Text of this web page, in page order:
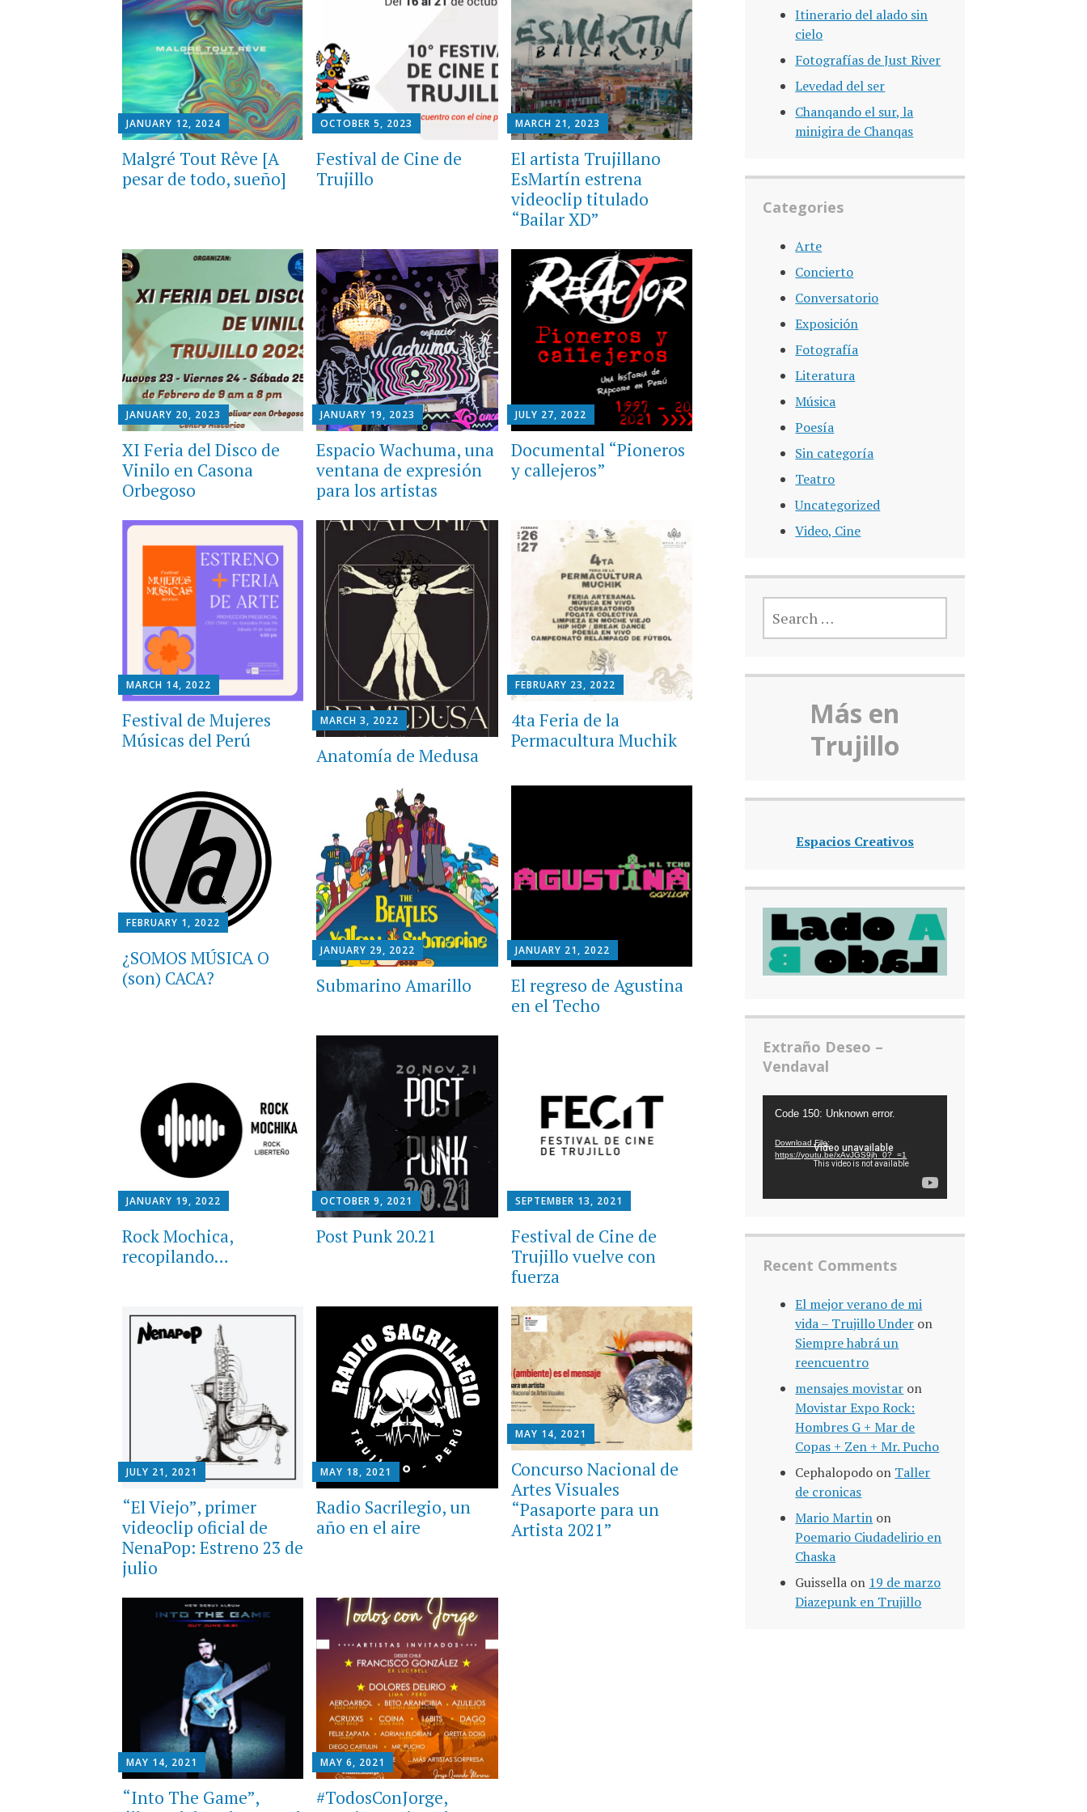
JANUARY 12, 2024
Malgré Tout Rêve [A
pesar de todo, sueño]
OCTOBER 5, 2023
Festival de Cine de
Trujillo
MARCH 21, 2023
El artista Trujillano
EsMartín estrena
videoclip titulado
“Bailar XD”
JANUARY 20, 2023
XI Feria del Disco de
Vinilo en Casona
Orbegoso
JANUARY 19, 2023
Espacio Wachuma, una
ventana de expresión
para los artistas
JULY 27, 2022
Documental “Pioneros
y callejeros”
MARCH 14, 2022
Festival de Mujeres
Músicas del Perú
MARCH 3, 2022
Anatomía de Medusa
FEBRUARY 23, 2022
4ta Feria de la
Permacultura Muchik
FEBRUARY 1, 2022
¿SOMOS MÚSICA O
(son) CACA?
JANUARY 29, 2022
Submarino Amarillo
JANUARY 21, 2022
El regreso de Agustina
en el Techo
JANUARY 19, 2022
Rock Mochica,
recopilando…
OCTOBER 9, 2021
Post Punk 20.21
SEPTEMBER 13, 2021
Festival de Cine de
Trujillo vuelve con
fuerza
JULY 21, 2021
“El Viejo”, primer
videoclip oficial de
NenaPop: Estreno 23 de
julio
MAY 18, 2021
Radio Sacrilegio, un
año en el aire
MAY 14, 2021
Concurso Nacional de
Artes Visuales
“Pasaporte para un
Artista 2021”
MAY 14, 2021
“Into The Game”,
MAY 6, 2021
#TodosConJorge,
Itinerario del alado sin
cielo
Fotografías de Just River
Levedad del ser
Chanqando el sur, la
minigira de Chanqas
Categories
Arte
Concierto
Conversatorio
Exposición
Fotografía
Literatura
Música
Poesía
Sin categoría
Teatro
Uncategorized
Video, Cine
FOR:
Más en
Trujillo
Espacios Creativos
Extraño Deseo –
Vendaval
Code 150: Unknown error.
Download File:
https://youtu.be/xAvJGS9jh_0?_=1
Recent Comments
El mejor verano de mi
vida – Trujillo Under on
Siempre habrá un
reencuentro
mensajes movistar on
Movistar Expo Rock:
Hombres G + Mar de
Copas + Zen + Mr. Pucho
Cephalopodo on Taller
de cronicas
Mario Martin on
Poemario Ciudadelirio en
Chaska
Guissella on 19 de marzo
Diazepunk en Trujillo